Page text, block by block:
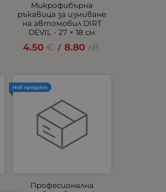
Микрофибърна
ръкавица за измиване
на автомобил DIRT
DEVIL - 27 × 18 см
4.50 € / 8.80 лв.
Професионална
Нов продукт